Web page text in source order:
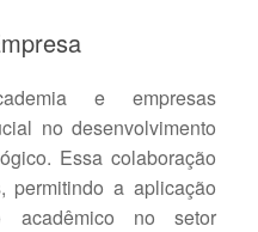
e empresas
no desenvolvimento
Essa colaboração
permitindo a aplicação
acadêmico no setor